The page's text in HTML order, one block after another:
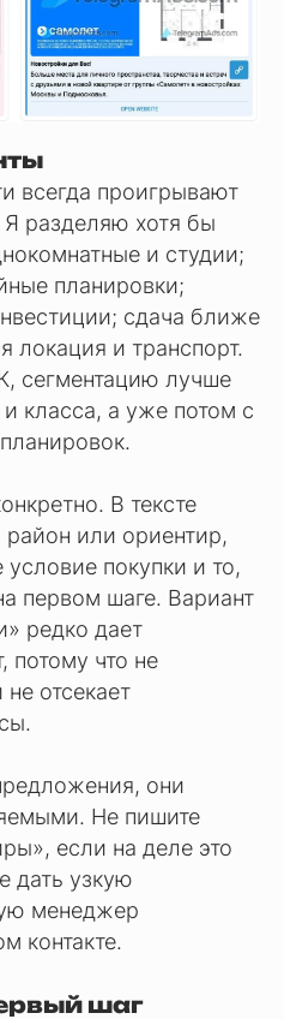
всегда проигрывают
Я разделяю хотя бы
и студии;
планировки;
сдача ближе
локация и транспорт.
сегментацию лучше
класса, а уже потом с
В тексте
или ориентир,
покупки и то,
первом шаге. Вариант
редко дает
потому что не
отсекает
они
Не пишите
если на деле это
дать узкую
менеджер
контакте.
шаг